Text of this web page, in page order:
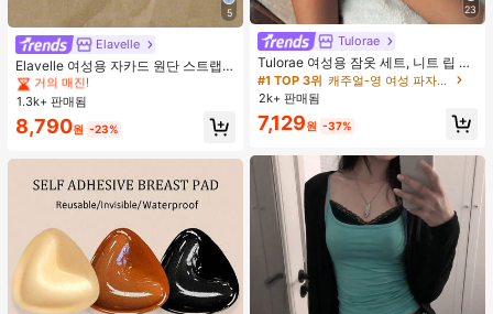
5
Elavelle
Elavelle 여성용 자카드 원단 스트랩
불가사리 장식 홀터 탑, 봄/여름에 적
합 (탑만 포함, 반바지 미포함)
#1 TOP 3위 직물 여성 비치웨어
거의 매진!
#1 TOP 3위 직물 여성 비치웨어
거의 매진!
#1 TOP 3위 직물 여성 비치웨어
거의 매진!
#1 TOP 3위
거의 매진!
1.3k+ 판매됨
8,790원 -23%
23
Tulorae
Tulorae 여성용 잠옷 세트, 니트 립 원
단, 하트 프린트 대비 레이스 트림, 로
맨틱 달콤 귀여운 섹시 캐미솔 & 반바
지 베이비돌 잠옷 세트 투피스 나이트
세트 섹시 잠옷 세트 여성용 잠옷 롬퍼
트 잠옷 세트 잠옷 반바지 세트 투피스
잠옷 세트 여성용 여름 세트 도트 반바
지 세트 여성용 잠옷 세트 반바지 잠옷
세트 여성용 투피스 여름 라운지 세트
#1 TOP 3위
캐주얼-영 여성 파자마 세트
2k+ 판매됨
7,129원 -37%